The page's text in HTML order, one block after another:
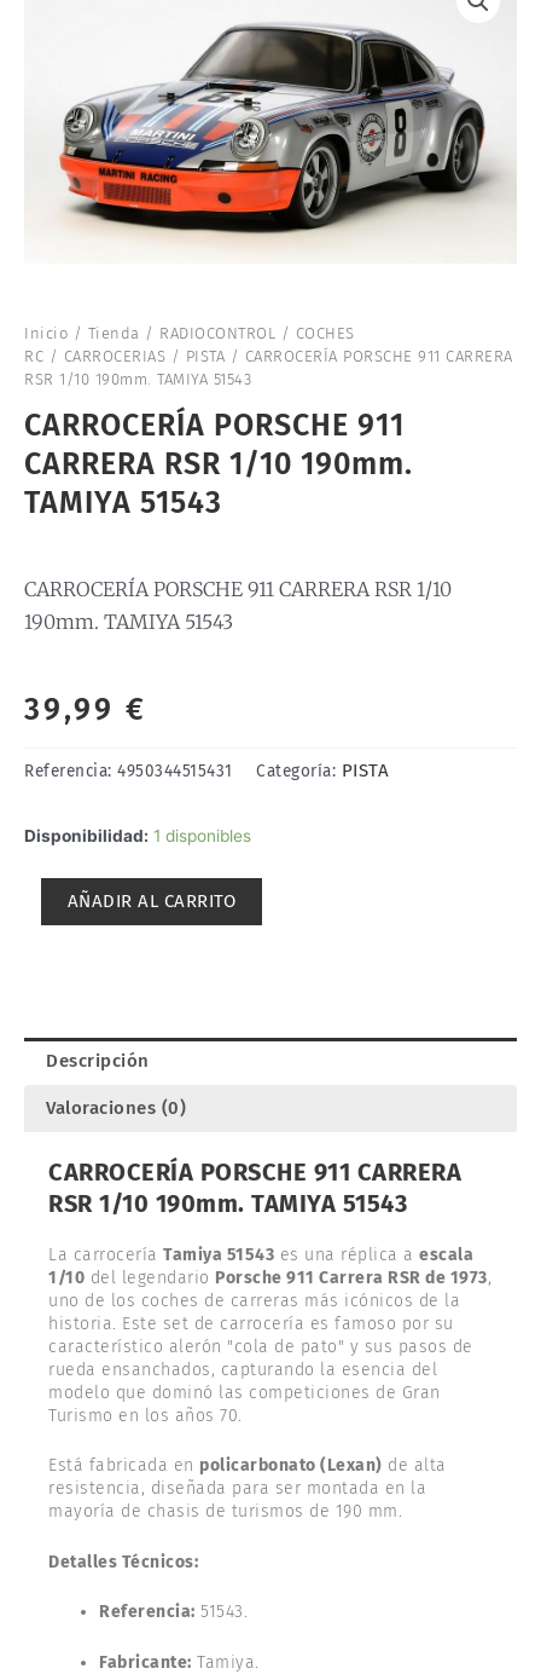
Inicio / Tienda / RADIOCONTROL / COCHES
RC / CARROCERIAS / PISTA / CARROCERÍA PORSCHE 911 CARRERA
RSR 1/10 190mm. TAMIYA 51543
CARROCERÍA PORSCHE 911
CARRERA RSR 1/10 190mm.
TAMIYA 51543
CARROCERÍA PORSCHE 911 CARRERA RSR 1/10
190mm. TAMIYA 51543
39,99 €
Referencia: 4950344515431 Categoría: PISTA
Disponibilidad: 1 disponibles
CARROCERÍA
51543
AÑADIR AL CARRITO
Descripción
Valoraciones (0)
CARROCERÍA PORSCHE 911 CARRERA
RSR 1/10 190mm. TAMIYA 51543
La carrocería Tamiya 51543 es una réplica a escala
1/10 del legendario Porsche 911 Carrera RSR de 1973,
uno de los coches de carreras más icónicos de la
historia. Este set de carrocería es famoso por su
característico alerón "cola de pato" y sus pasos de
rueda ensanchados, capturando la esencia del
modelo que dominó las competiciones de Gran
Turismo en los años 70.
Está fabricada en policarbonato (Lexan) de alta
resistencia, diseñada para ser montada en la
mayoría de chasis de turismos de 190 mm.
Detalles Técnicos:
Referencia: 51543.
Fabricante: Tamiya.